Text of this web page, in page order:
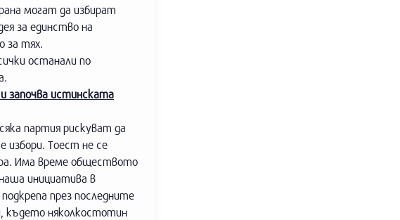
могат да избират
за единство на
за тях.
останали по
започва истинската
партия рискуват да
избори. Тоест не се
Има време обществото
инициатива в
през последните
където няколкостотин